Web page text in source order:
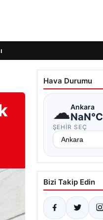
Hava Durumu
☁Ankara
NaN°C
ŞEHIR SEÇ
Bizi Takip Edin